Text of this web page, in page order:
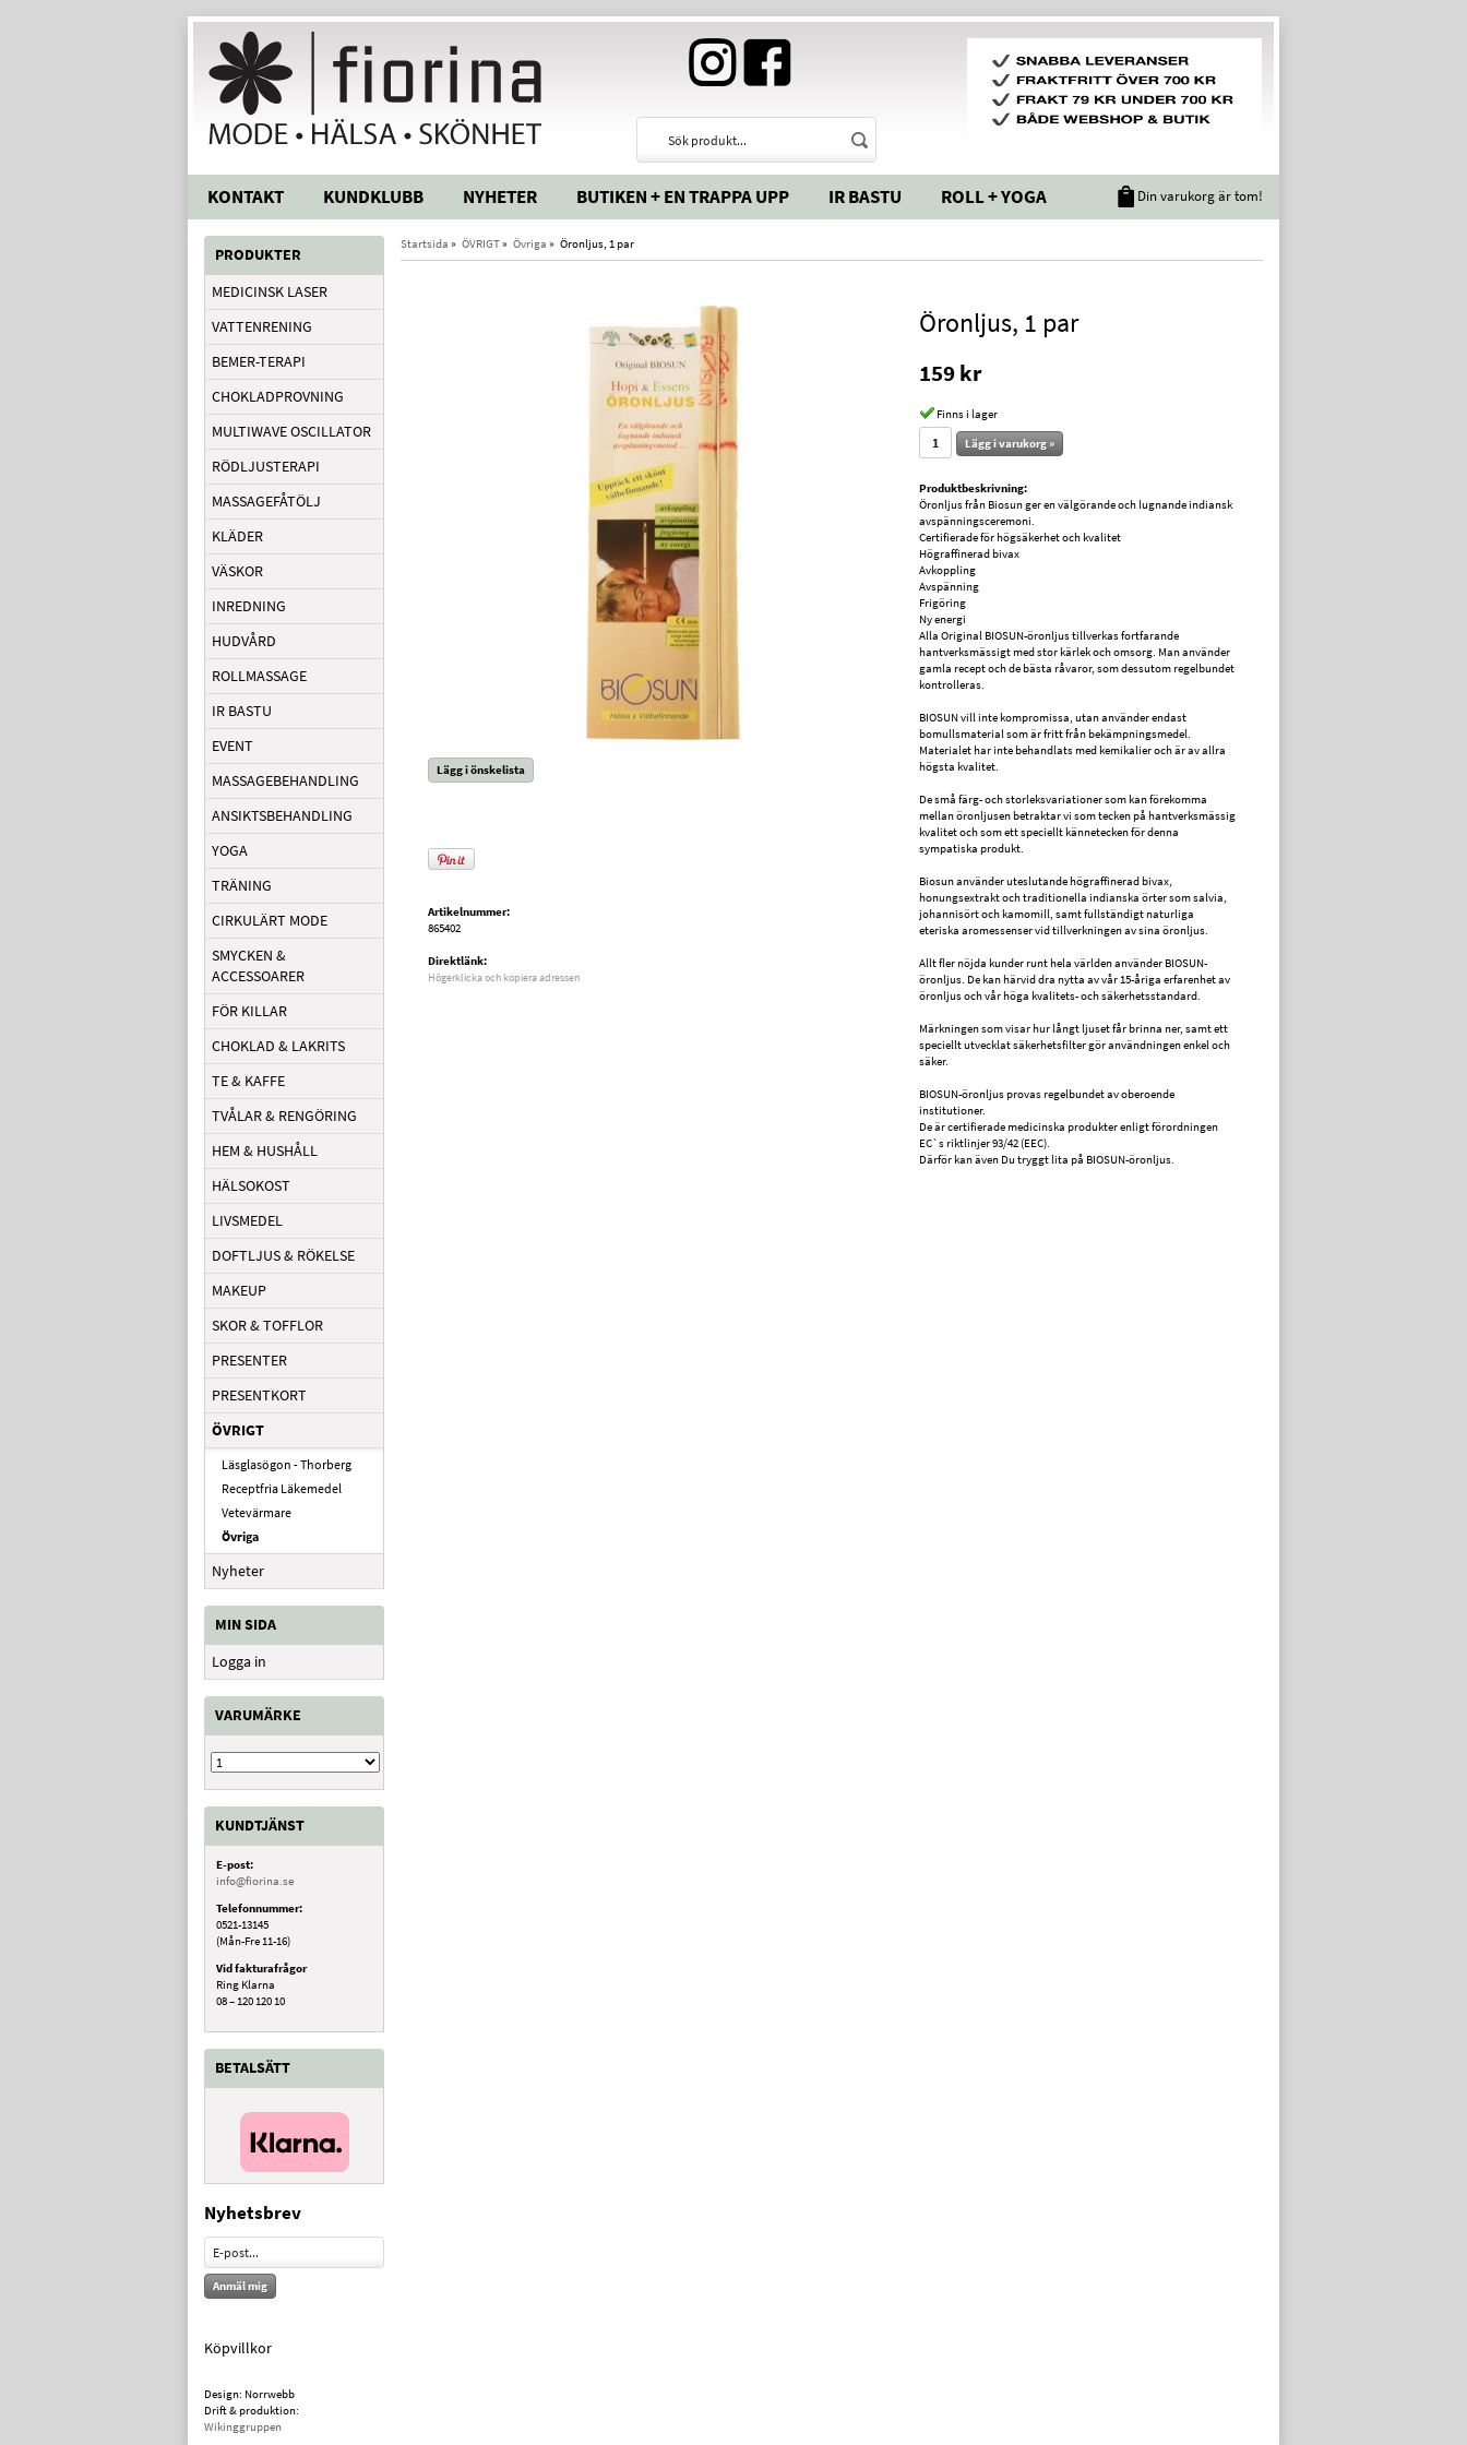
KONTAKT KUNDKLUBB NYHETER BUTIKEN + EN TRAPPA UPP IR BASTU ROLL + YOGA Din varukorg är tom!
PRODUKTER
MEDICINSK LASER
VATTENRENING
BEMER-TERAPI
CHOKLADPROVNING
MULTIWAVE OSCILLATOR
RÖDLJUSTERAPI
MASSAGEFÅTÖLJ
KLÄDER
VÄSKOR
INREDNING
HUDVÅRD
ROLLMASSAGE
IR BASTU
EVENT
MASSAGEBEHANDLING
ANSIKTSBEHANDLING
YOGA
TRÄNING
CIRKULÄRT MODE
SMYCKEN &
ACCESSOARER
FÖR KILLAR
CHOKLAD & LAKRITS
TE & KAFFE
TVÅLAR & RENGÖRING
HEM & HUSHÅLL
HÄLSOKOST
LIVSMEDEL
DOFTLJUS & RÖKELSE
MAKEUP
SKOR & TOFFLOR
PRESENTER
PRESENTKORT
ÖVRIGT
Läsglasögon - Thorberg
Receptfria Läkemedel
Vetevärmare
Övriga
Nyheter
MIN SIDA
Logga in
VARUMÄRKE
KUNDTJÄNST
E-post:
info@fiorina.se
Telefonnummer:
0521-13145
(Mån-Fre 11-16)
Vid fakturafrågor
Ring Klarna
08 – 120 120 10
BETALSÄTT
Nyhetsbrev
Anmäl mig
Köpvillkor
Design: Norrwebb
Drift & produktion:
Wikinggruppen
Startsida » ÖVRIGT» Övriga » Öronljus, 1 par
Lägg i önskelista
Artikelnummer:
865402
Direktlänk:
Högerklicka och kopiera adressen
Öronljus, 1 par
159 kr
Finns i lager
Lägg i varukorg »
Produktbeskrivning:
Öronljus från Biosun ger en välgörande och lugnande indiansk
avspänningsceremoni.
Certifierade för högsäkerhet och kvalitet
Högraffinerad bivax
Avkoppling
Avspänning
Frigöring
Ny energi
Alla Original BIOSUN-öronljus tillverkas fortfarande
hantverksmässigt med stor kärlek och omsorg. Man använder
gamla recept och de bästa råvaror, som dessutom regelbundet
kontrolleras.
BIOSUN vill inte kompromissa, utan använder endast
bomullsmaterial som är fritt från bekämpningsmedel.
Materialet har inte behandlats med kemikalier och är av allra
högsta kvalitet.
De små färg- och storleksvariationer som kan förekomma
mellan öronljusen betraktar vi som tecken på hantverksmässig
kvalitet och som ett speciellt kännetecken för denna
sympatiska produkt.
Biosun använder uteslutande högraffinerad bivax,
honungsextrakt och traditionella indianska örter som salvia,
johannisört och kamomill, samt fullständigt naturliga
eteriska aromessenser vid tillverkningen av sina öronljus.
Allt fler nöjda kunder runt hela världen använder BIOSUN-
öronljus. De kan härvid dra nytta av vår 15-åriga erfarenhet av
öronljus och vår höga kvalitets- och säkerhetsstandard.
Märkningen som visar hur långt ljuset får brinna ner, samt ett
speciellt utvecklat säkerhetsfilter gör användningen enkel och
säker.
BIOSUN-öronljus provas regelbundet av oberoende
institutioner.
De är certifierade medicinska produkter enligt förordningen
EC`s riktlinjer 93/42 (EEC).
Därför kan även Du tryggt lita på BIOSUN-öronljus.